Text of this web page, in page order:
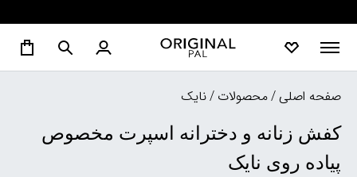
صفحه اصلی/محصولات /نایک
کفش زنانه و دخترانه اسپرت مخصوص
پیاده روی نایک